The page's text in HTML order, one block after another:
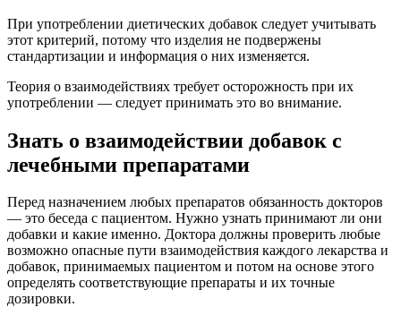
При употреблении диетических добавок следует учитывать
этот критерий, потому что изделия не подвержены
стандартизации и информация о них изменяется.
Теория о взаимодействиях требует осторожность при их
употреблении — следует принимать это во внимание.
Знать о взаимодействии добавок с
лечебными препаратами
Перед назначением любых препаратов обязанность докторов
— это беседа с пациентом. Нужно узнать принимают ли они
добавки и какие именно. Доктора должны проверить любые
возможно опасные пути взаимодействия каждого лекарства и
добавок, принимаемых пациентом и потом на основе этого
определять соответствующие препараты и их точные
дозировки.